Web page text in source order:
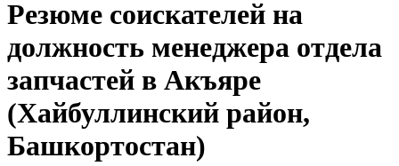
Резюме соискателей на
должность менеджера отдела
запчастей в Акъяре
(Хайбуллинский район,
Башкортостан)